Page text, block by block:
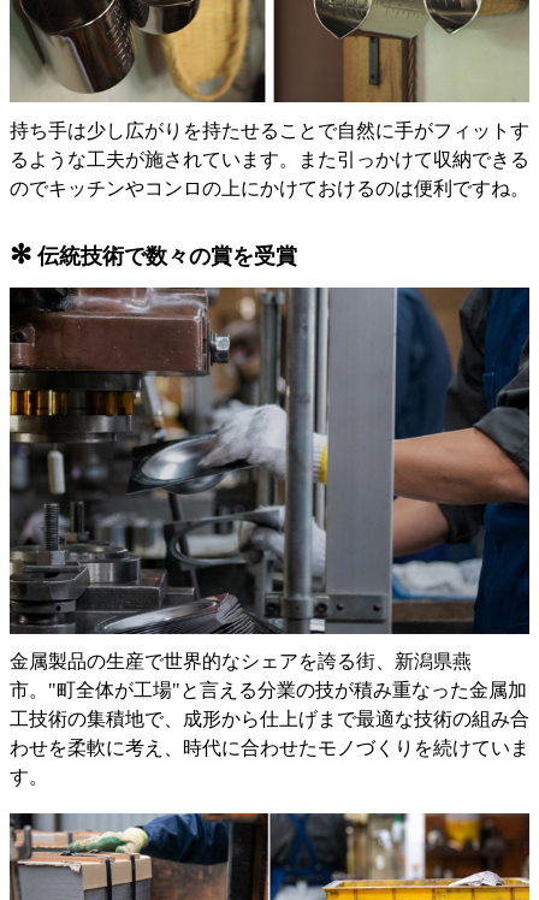
持ち手は少し広がりを持たせることで自然に手がフィットす
るような工夫が施されています。また引っかけて収納できる
のでキッチンやコンロの上にかけておけるのは便利ですね。
✻ 伝統技術で数々の賞を受賞
金属製品の生産で世界的なシェアを誇る街、新潟県燕
市。"町全体が工場"と言える分業の技が積み重なった金属加
工技術の集積地で、成形から仕上げまで最適な技術の組み合
わせを柔軟に考え、時代に合わせたモノづくりを続けていま
す。